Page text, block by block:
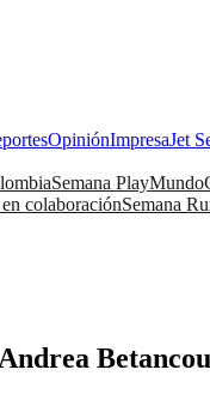
OpiniónImpresaJet
Semana PlayMundo
colaboraciónSemana